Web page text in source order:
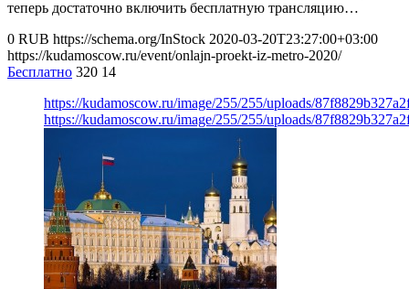
теперь достаточно включить бесплатную трансляцию…
0 RUB https://schema.org/InStock 2020-03-20T23:27:00+03:00
https://kudamoscow.ru/event/onlajn-proekt-iz-metro-2020/
Бесплатно 320 14
https://kudamoscow.ru/image/255/255/uploads/
https://kudamoscow.ru/image/255/255/uploads/